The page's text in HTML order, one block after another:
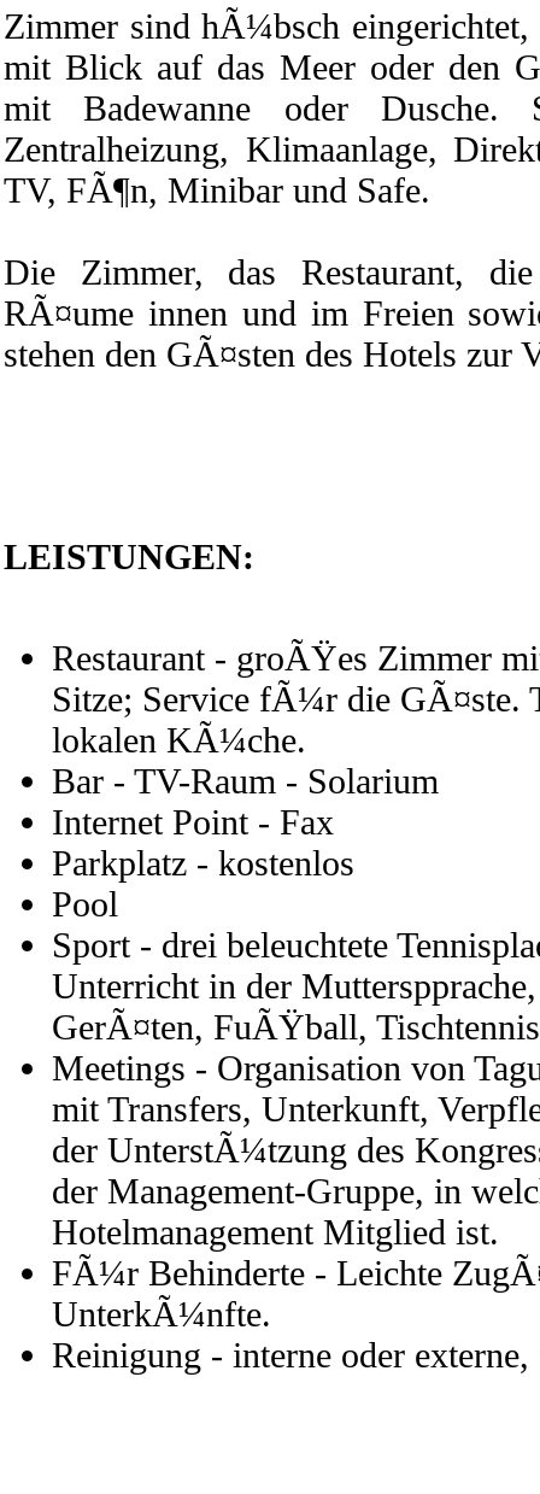
Zimmer sind hÃ¼bsch eingerichtet,
mit Blick auf das Meer oder den
mit Badewanne oder
Zentralheizung, Klimaanlage,
TV, FÃ¶n, Minibar und Safe.
Die Zimmer, das Restaurant,
RÃ¤ume innen und im Freien
stehen den GÃ¤sten des Hotels zur
LEISTUNGEN:
Restaurant - groÃŸes Zimmer
Sitze; Service fÃ¼r die GÃ¤ste.
lokalen KÃ¼che.
Bar - TV-Raum - Solarium
Internet Point - Fax
Parkplatz - kostenlos
Pool
Sport - drei beleuchtete
Unterricht in der
GerÃ¤ten, FuÃŸball,
Meetings - Organisation von
mit Transfers, Unterkunft,
der UnterstÃ¼tzung des
der Management-Gruppe, in
Hotelmanagement Mitglied ist.
FÃ¼r Behinderte - Leichte
UnterkÃ¼nfte.
Reinigung - interne oder